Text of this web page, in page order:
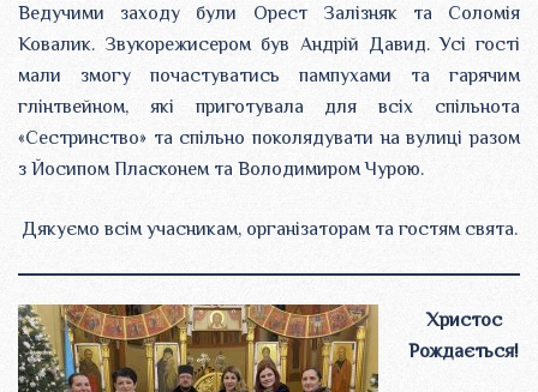
Ведучими заходу були Орест Залізняк та Соломія
Ковалик. Звукорежисером був Андрій Давид. Усі гості
мали змогу почастуватись пампухами та гарячим
глінтвейном, які приготувала для всіх спільнота
«Сестринство» та спільно поколядувати на вулиці разом
з Йосипом Пласконем та Володимиром Чурою.
Дякуємо всім учасникам, організаторам та гостям свята.
Христос
Рождається!